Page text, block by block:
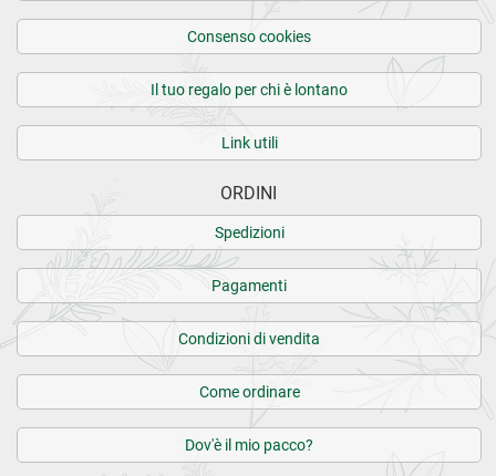
Consenso cookies
Il tuo regalo per chi è lontano
Link utili
ORDINI
Spedizioni
Pagamenti
Condizioni di vendita
Come ordinare
Dov'è il mio pacco?